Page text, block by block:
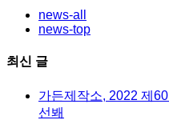
news-all
news-top
최신 글
가든제작소, 2022 제
선봬